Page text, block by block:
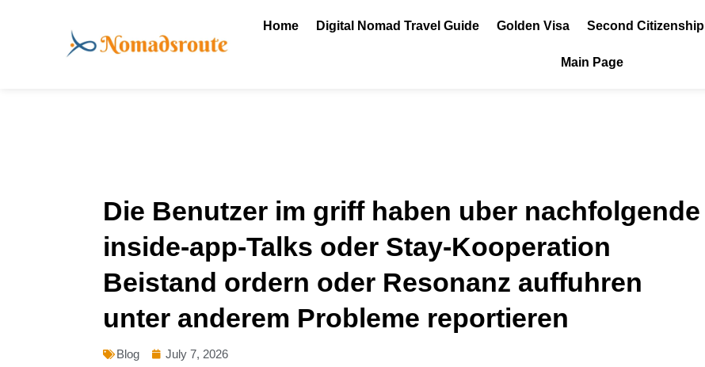
Home Digital Nomad Travel Guide Golden Visa Second Citizenship
Main Page
Die Benutzer im griff haben uber nachfolgende
inside-app-Talks oder Stay-Kooperation
Beistand ordern oder Resonanz auffuhren
unter anderem Probleme reportieren
Blog July 7, 2026